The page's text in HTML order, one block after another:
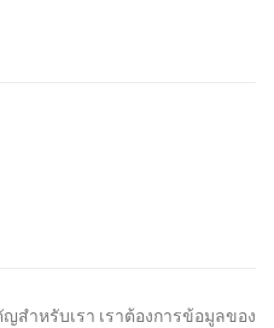
ำหรับเรา เราต้องการข้อมูลของ